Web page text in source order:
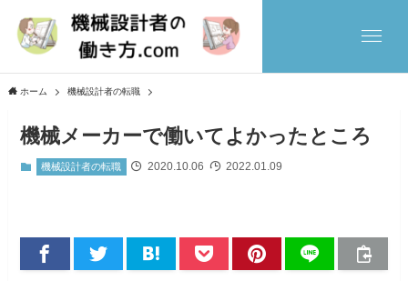
ホーム 機械設計者の転職
機械メーカーで働いてよかったところ
機械設計者の転職 2020.10.06 2022.01.09